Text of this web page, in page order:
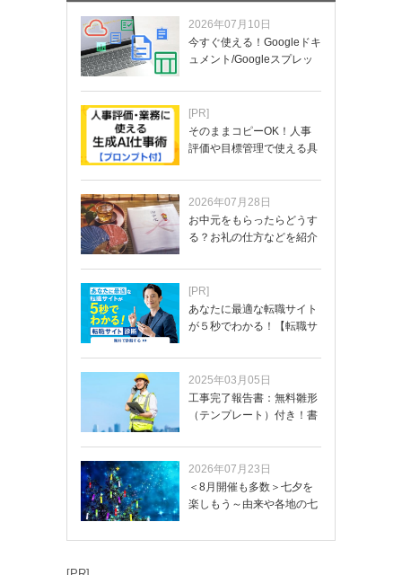
2026年07月10日
今すぐ使える！Googleドキ
ュメント/Googleスプレッ
[PR]
そのままコピーOK！人事
評価や目標管理で使える具
2026年07月28日
お中元をもらったらどうす
る？お礼の仕方などを紹介
[PR]
あなたに最適な転職サイト
が５秒でわかる！【転職サ
2025年03月05日
工事完了報告書：無料雛形
（テンプレート）付き！書
2026年07月23日
＜8月開催も多数＞七夕を
楽しもう～由来や各地の七